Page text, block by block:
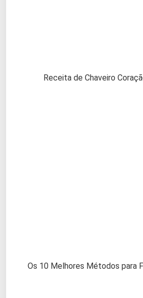
Receita de Chaveiro
Os 10 Melhores Métodos para